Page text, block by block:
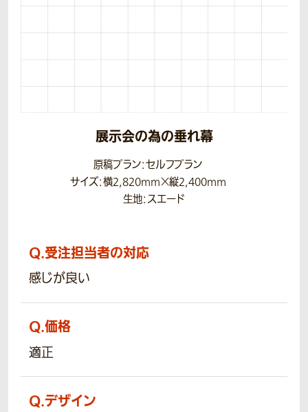
展示会の為の垂れ幕
原稿プラン：セルフプラン
サイズ：横2,820mm×縦2,400mm
生地：スエード
Q.受注担当者の対応
感じが良い
Q.価格
適正
Q.デザイン